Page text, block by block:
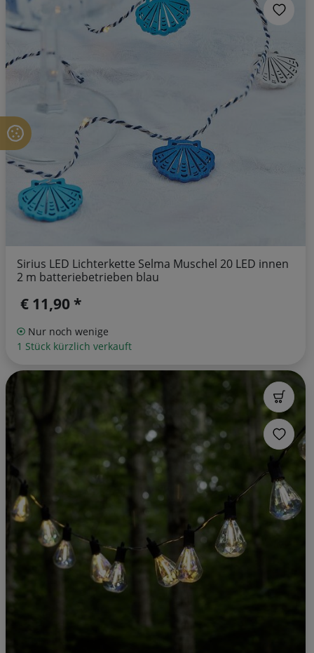
Sirius LED Lichterkette Selma Muschel 20 LED innen
2 m batteriebetrieben blau
€ 11,90 *
Nur noch wenige
1 Stück kürzlich verkauft